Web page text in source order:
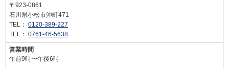
〒923-0861
石川県小松市沖町471
TEL： 0120-389-227
TEL： 0761-46-5638
営業時間
午前9時〜午後6時